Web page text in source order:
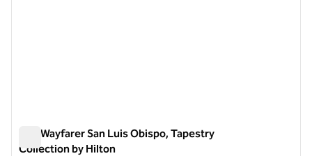
The Wayfarer San Luis Obispo, Tapestry
Collection by Hilton